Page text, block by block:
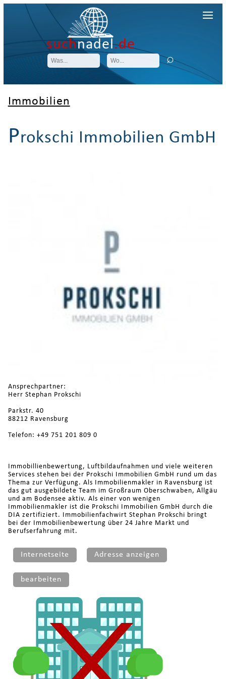
suchnadel.de
Immobilien
Prokschi Immobilien GmbH
Ansprechpartner:
Herr Stephan Prokschi
Parkstr. 40
88212 Ravensburg
Telefon: +49 751 201 809 0
Immobillienbewertung, Luftbildaufnahmen und viele weiteren
Services stehen bei der Prokschi Immobilien GmbH rund um das
Thema zur Verfügung. Als Immobilienmakler in Ravensburg ist
das gut ausgebildete Team im Großraum Oberschwaben, Allgäu
und am Bodensee aktiv. Als einer von wenigen
Immobilienmakler ist die Prokschi Immobilien GmbH durch die
DIA zertifiziert. Immobilienfachwirt Stephan Prokschi bringt
bei der Immobilienbewertung über 24 Jahre Markt und
Berufserfahrung mit.
Internetseite Adresse anzeigen
bearbeiten